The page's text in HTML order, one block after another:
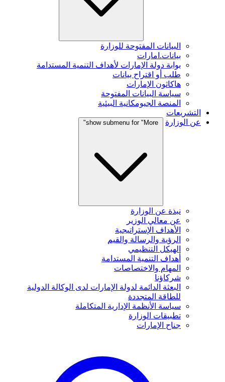
البيانات المفتوحة للوزارة
بيانات.امارات
بوابة دولة الإمارات لأهداف التنمية المستدامة
طلب أو اقتراح بيانات
هاكاثون الإمارات
سياسة البيانات المفتوحة
المنصة الجيومكانية البيئية
التشريعات
عن الوزارة
show submenu for "More"
نبذة عن الوزارة
عن معالي الوزير
الأهداف الإستراتيجية
الرؤية والرسالة والقيم
الهيكل التنظيمي
أهداف التنمية المستدامة
المهام والاختصاصات
شركاؤنا
البعثة الدائمة لدولة الإمارات لدى الوكالة الدولية
للطاقة المتجددة
سياسة الأنظمة الإدارية المتكاملة
تطبيقات الوزارة
جناح الإمارات